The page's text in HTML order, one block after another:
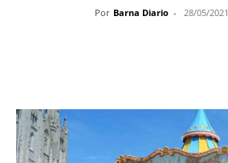
Por Barna Diario - 28/05/2021